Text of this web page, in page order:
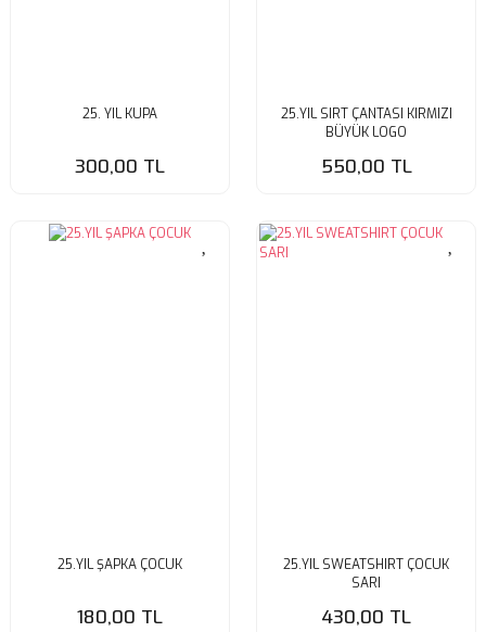
25. YIL KUPA
300,00 TL
25.YIL SIRT ÇANTASI KIRMIZI
BÜYÜK LOGO
550,00 TL
25.YIL ŞAPKA ÇOCUK
180,00 TL
25.YIL SWEATSHIRT ÇOCUK
SARI
430,00 TL